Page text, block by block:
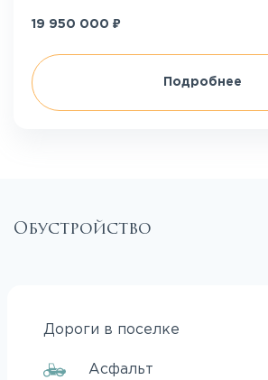
19 950 000 ₽
Подробнее
Обустройство
Дороги в поселке
Асфальт